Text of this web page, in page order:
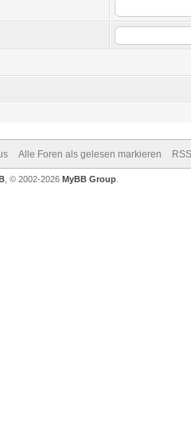
Alle Foren als gelesen markieren
, © 2002-2026 MyBB Group.